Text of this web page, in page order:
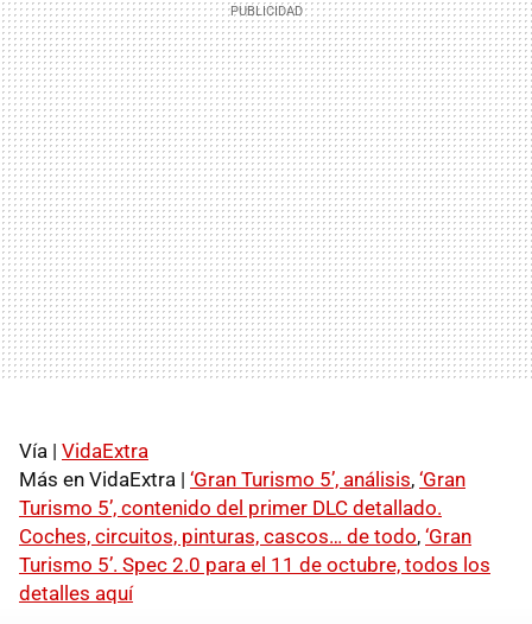
Vía | VidaExtra
Más en VidaExtra | ‘Gran Turismo 5’, análisis, ‘Gran
Turismo 5’, contenido del primer DLC detallado.
Coches, circuitos, pinturas, cascos… de todo, ‘Gran
Turismo 5’. Spec 2.0 para el 11 de octubre, todos los
detalles aquí